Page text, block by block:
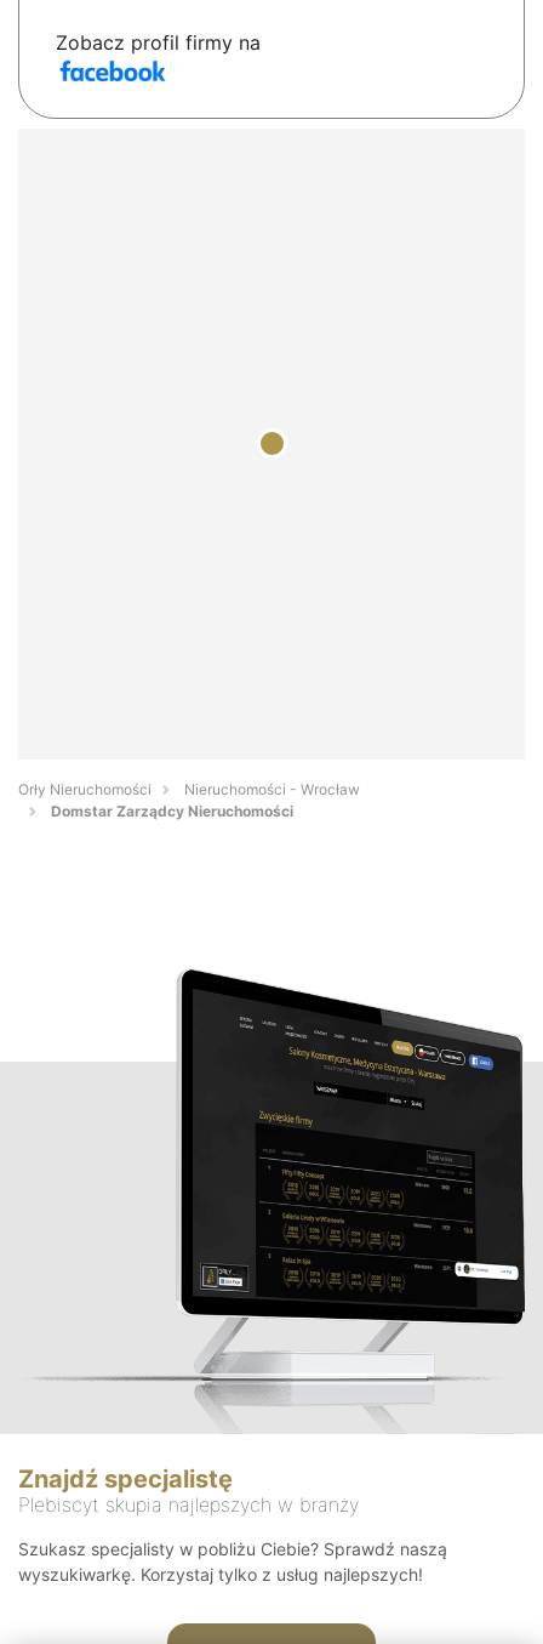
Zobacz profil firmy na
Orły Nieruchomości
Nieruchomości - Wrocław
Domstar Zarządcy Nieruchomości
Znajdź specjalistę
Plebiscyt skupia najlepszych w branży
Szukasz specjalisty w pobliżu Ciebie? Sprawdź naszą
wyszukiwarkę. Korzystaj tylko z usług najlepszych!